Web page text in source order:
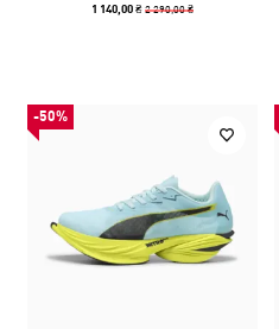
1 140,00 ₴2 290,00 ₴
-50%